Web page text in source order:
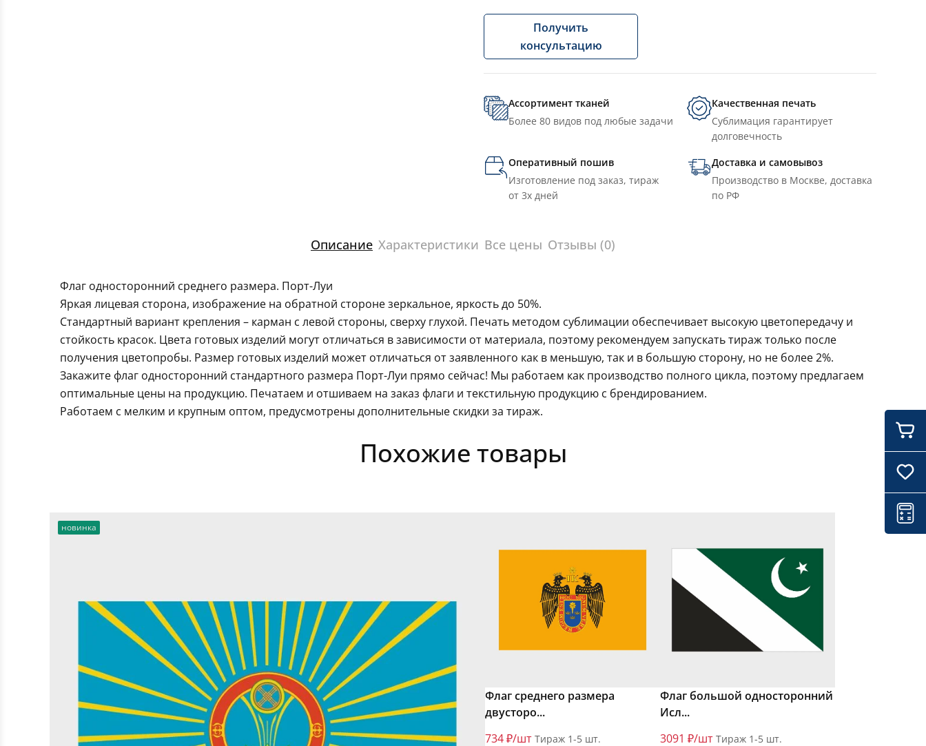
Получить
консультацию
Ассортимент тканей
Более 80 видов под любые задачи
Качественная печать
Сублимация гарантирует
долговечность
Оперативный пошив
Изготовление под заказ, тираж
от 3х дней
Доставка и самовывоз
Производство в Москве, доставка
по РФ
Описание Характеристики Все цены Отзывы (0)
Флаг односторонний среднего размера. Порт-Луи
Яркая лицевая сторона, изображение на обратной стороне зеркальное, яркость до 50%.
Стандартный вариант крепления – карман с левой стороны, сверху глухой. Печать методом сублимации обеспечивает высокую цветопередачу и
стойкость красок. Цвета готовых изделий могут отличаться в зависимости от материала, поэтому рекомендуем запускать тираж только после
получения цветопробы. Размер готовых изделий может отличаться от заявленного как в меньшую, так и в большую сторону, но не более 2%.
Закажите флаг односторонний стандартного размера Порт-Луи прямо сейчас! Мы работаем как производство полного цикла, поэтому предлагаем
оптимальные цены на продукцию. Печатаем и отшиваем на заказ флаги и текстильную продукцию с брендированием.
Работаем с мелким и крупным оптом, предусмотрены дополнительные скидки за тираж.
Похожие товары
новинка
Флаг среднего размера
двусторо...
734 ₽/шт Тираж 1-5 шт.
Флаг большой односторонний
Исл...
3091 ₽/шт Тираж 1-5 шт.